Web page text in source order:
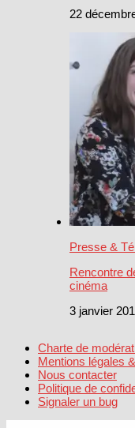
22
Presse &
Rencontre
cinéma
3 janvier
Charte de
Mentions légales
Nous contacter
Politique de
Signaler un bug